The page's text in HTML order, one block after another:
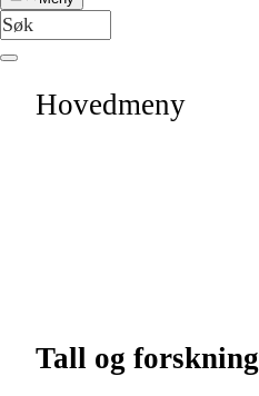
Hovedmeny
Tall og forskning